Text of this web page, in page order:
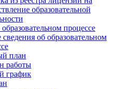
образовательной
процессе
об образовательном
план
работы
график